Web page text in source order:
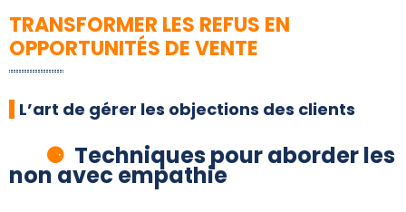
TRANSFORMER LES REFUS EN
OPPORTUNITÉS DE VENTE
L’art de gérer les objections des clients
Techniques pour aborder les
non avec empathie